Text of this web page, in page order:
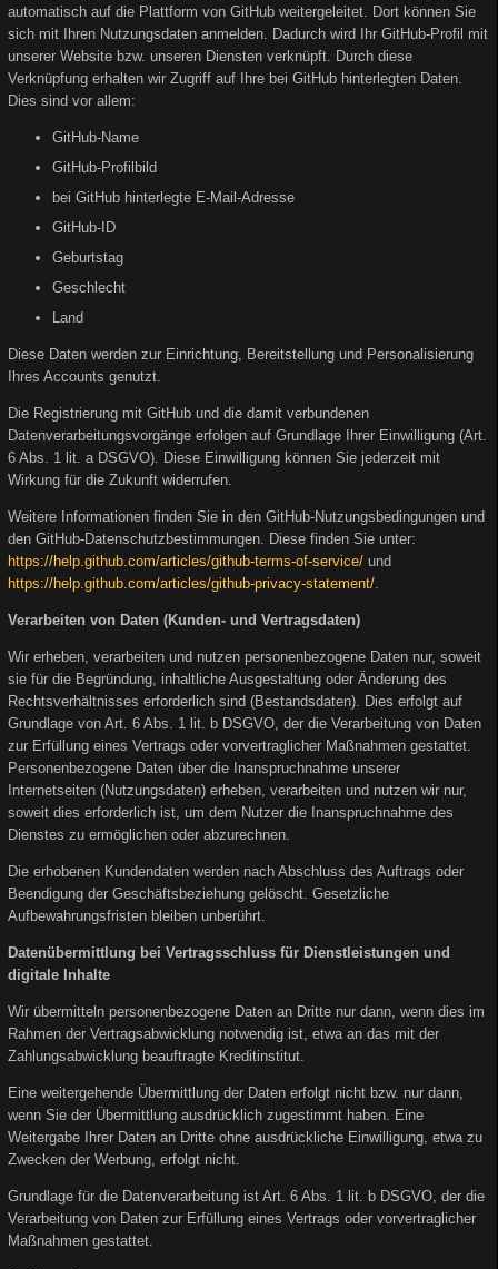
automatisch auf die Plattform von GitHub weitergeleitet. Dort können Sie
sich mit Ihren Nutzungsdaten anmelden. Dadurch wird Ihr GitHub-Profil mit
unserer Website bzw. unseren Diensten verknüpft. Durch diese
Verknüpfung erhalten wir Zugriff auf Ihre bei GitHub hinterlegten Daten.
Dies sind vor allem:
GitHub-Name
GitHub-Profilbild
bei GitHub hinterlegte E-Mail-Adresse
GitHub-ID
Geburtstag
Geschlecht
Land
Diese Daten werden zur Einrichtung, Bereitstellung und Personalisierung
Ihres Accounts genutzt.
Die Registrierung mit GitHub und die damit verbundenen
Datenverarbeitungsvorgänge erfolgen auf Grundlage Ihrer Einwilligung (Art.
6 Abs. 1 lit. a DSGVO). Diese Einwilligung können Sie jederzeit mit
Wirkung für die Zukunft widerrufen.
Weitere Informationen finden Sie in den GitHub-Nutzungsbedingungen und
den GitHub-Datenschutzbestimmungen. Diese finden Sie unter:
https://help.github.com/articles/github-terms-of-service/ und
https://help.github.com/articles/github-privacy-statement/.
Verarbeiten von Daten (Kunden- und Vertragsdaten)
Wir erheben, verarbeiten und nutzen personenbezogene Daten nur, soweit
sie für die Begründung, inhaltliche Ausgestaltung oder Änderung des
Rechtsverhältnisses erforderlich sind (Bestandsdaten). Dies erfolgt auf
Grundlage von Art. 6 Abs. 1 lit. b DSGVO, der die Verarbeitung von Daten
zur Erfüllung eines Vertrags oder vorvertraglicher Maßnahmen gestattet.
Personenbezogene Daten über die Inanspruchnahme unserer
Internetseiten (Nutzungsdaten) erheben, verarbeiten und nutzen wir nur,
soweit dies erforderlich ist, um dem Nutzer die Inanspruchnahme des
Dienstes zu ermöglichen oder abzurechnen.
Die erhobenen Kundendaten werden nach Abschluss des Auftrags oder
Beendigung der Geschäftsbeziehung gelöscht. Gesetzliche
Aufbewahrungsfristen bleiben unberührt.
Datenübermittlung bei Vertragsschluss für Dienstleistungen und
digitale Inhalte
Wir übermitteln personenbezogene Daten an Dritte nur dann, wenn dies im
Rahmen der Vertragsabwicklung notwendig ist, etwa an das mit der
Zahlungsabwicklung beauftragte Kreditinstitut.
Eine weitergehende Übermittlung der Daten erfolgt nicht bzw. nur dann,
wenn Sie der Übermittlung ausdrücklich zugestimmt haben. Eine
Weitergabe Ihrer Daten an Dritte ohne ausdrückliche Einwilligung, etwa zu
Zwecken der Werbung, erfolgt nicht.
Grundlage für die Datenverarbeitung ist Art. 6 Abs. 1 lit. b DSGVO, der die
Verarbeitung von Daten zur Erfüllung eines Vertrags oder vorvertraglicher
Maßnahmen gestattet.